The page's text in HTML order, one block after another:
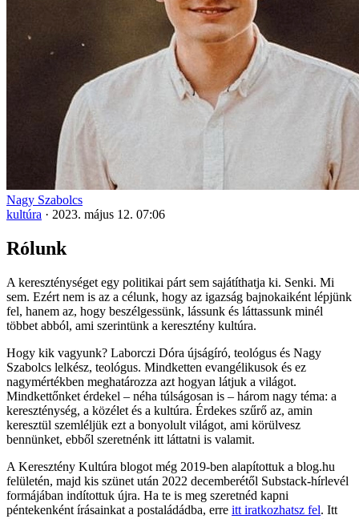
Nagy Szabolcs
kultúra · 2023. május 12. 07:06
Rólunk
A kereszténységet egy politikai párt sem sajátíthatja ki. Senki. Mi
sem. Ezért nem is az a célunk, hogy az igazság bajnokaiként lépjünk
fel, hanem az, hogy beszélgessünk, lássunk és láttassunk minél
többet abból, ami szerintünk a keresztény kultúra.
Hogy kik vagyunk? Laborczi Dóra újságíró, teológus és Nagy
Szabolcs lelkész, teológus. Mindketten evangélikusok és ez
nagymértékben meghatározza azt hogyan látjuk a világot.
Mindkettőnket érdekel – néha túlságosan is – három nagy téma: a
kereszténység, a közélet és a kultúra. Érdekes szűrő az, amin
keresztül szemléljük ezt a bonyolult világot, ami körülvesz
bennünket, ebből szeretnénk itt láttatni is valamit.
A Keresztény Kultúra blogot még 2019-ben alapítottuk a blog.hu
felületén, majd kis szünet után 2022 decemberétől Substack-hírlevél
formájában indítottuk újra. Ha te is meg szeretnéd kapni
péntekenként írásainkat a postaládádba, erre itt iratkozhatsz fel. Itt